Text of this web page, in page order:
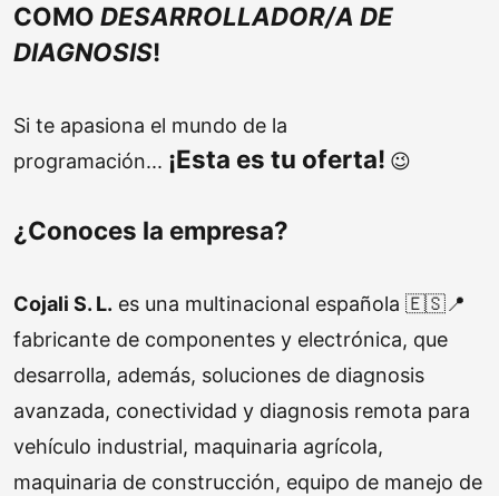
COMO DESARROLLADOR/A DE
DIAGNOSIS!
Si te apasiona el mundo de la
programación... ¡Esta es tu oferta! 😉
¿Conoces la empresa?
Cojali S. L. es una multinacional española 🇪🇸📍
fabricante de componentes y electrónica, que
desarrolla, además, soluciones de diagnosis
avanzada, conectividad y diagnosis remota para
vehículo industrial, maquinaria agrícola,
maquinaria de construcción, equipo de manejo de